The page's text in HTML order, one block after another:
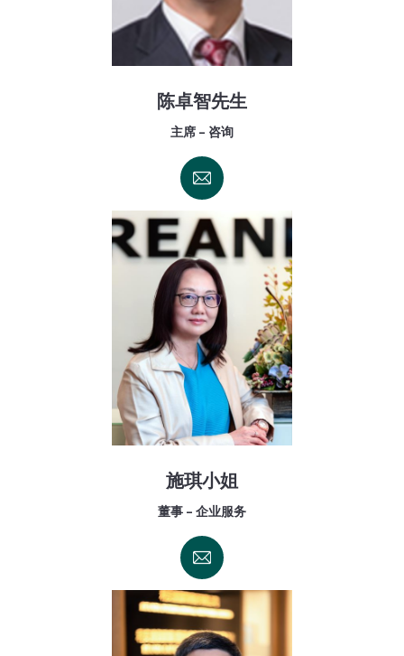
陈卓智先生
主席 - 咨询
施琪小姐
董事 - 企业服务